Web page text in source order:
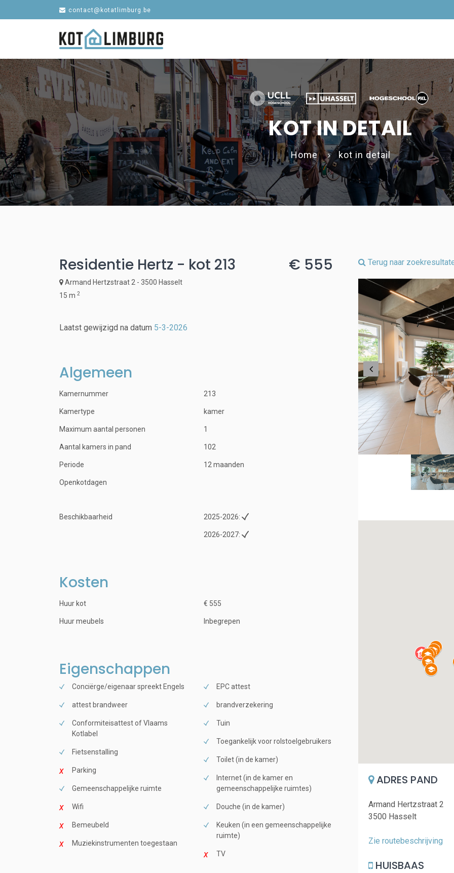
contact@kotatlimburg.be
KOT IN DETAIL
Home kot in detail
Residentie Hertz - kot 213
Armand Hertzstraat 2 - 3500 Hasselt
15 m 2
€ 555
Laatst gewijzigd na datum 5-3-2026
Algemeen
Kamernummer
Kamertype
Maximum aantal personen
Aantal kamers in pand
Periode
Openkotdagen
213
kamer
1
102
12 maanden
Beschikbaarheid 2025-2026:
2026-2027:
Kosten
Huur kot € 555
Huur meubels Inbegrepen
Eigenschappen
Conciërge/eigenaar spreekt Engels
attest brandweer
Conformiteisattest of Vlaams
Kotlabel
Fietsenstalling
Parking
Gemeenschappelijke ruimte
Wifi
Bemeubeld
Muziekinstrumenten toegestaan
EPC attest
brandverzekering
Tuin
Toegankelijk voor rolstoelgebruikers
Toilet (in de kamer)
Internet (in de kamer en
gemeenschappelijke ruimtes)
Douche (in de kamer)
Keuken (in een gemeenschappelijke
ruimte)
TV
Terug naar
ADRES PAND
Armand Hertzstraat 2
3500 Hasselt
Zie routebeschrijving
HUISBAAS